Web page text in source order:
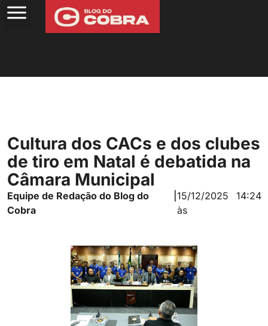
Cultura dos CACs e dos clubes
de tiro em Natal é debatida na
Câmara Municipal
Equipe de Redação do Blog do
Cobra
|15/12/2025
às
14:24